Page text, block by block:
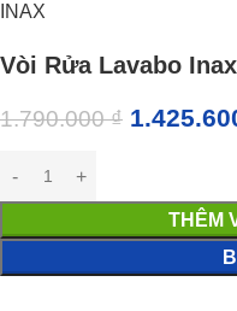
INAX
Vòi Rửa Lavabo
1.790.000₫
THÊM